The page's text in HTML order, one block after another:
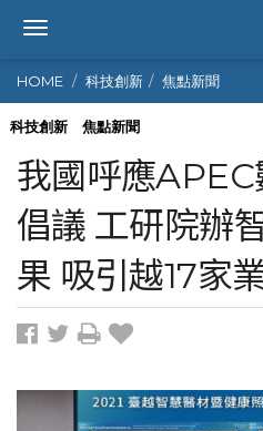
T
g
g
l
n
a
v
i
g
a
t
HOME 科技創新 焦點新聞
科技創新 焦點新聞
我國呼應
倡議 工研院辦
果 吸引越17家